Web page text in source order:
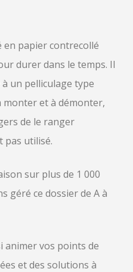
papier contrecollé
durer dans le temps. Il
un pelliculage type
monter et à démonter,
de le ranger
pas utilisé.
sur plus de 1 000
géré ce dossier de A à
animer vos points de
et des solutions à